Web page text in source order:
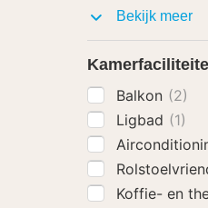
Bekijk meer
Balkon (2)
Ligbad (1)
Koffie- en